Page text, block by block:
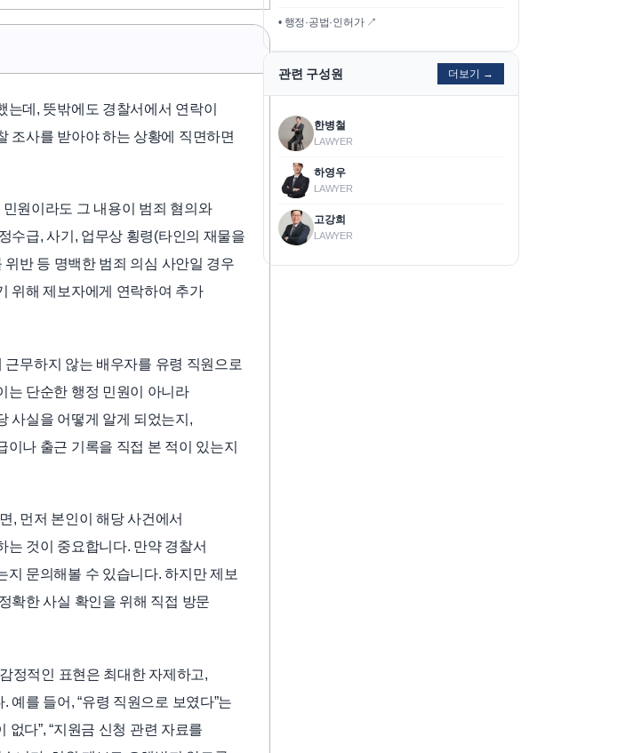
데, 뜻밖에도 경찰서에서 연락이
조사를 받아야 하는 상황에 직면하면
원이라도 그 내용이 범죄 혐의와
수급, 사기, 업무상 횡령(타인의 재물을
반 등 명백한 범죄 의심 사안일 경우
위해 제보자에게 연락하여 추가
무하지 않는 배우자를 유령 직원으로
는 단순한 행정 민원이 아니라
사실을 어떻게 알게 되었는지,
나 출근 기록을 직접 본 적이 있는지
, 먼저 본인이 해당 사건에서
는 것이 중요합니다. 만약 경찰서
문의해볼 수 있습니다. 하지만 제보
확한 사실 확인을 위해 직접 방문
정적인 표현은 최대한 자제하고,
를 들어, “유령 직원으로 보였다”는
없다”, “지원금 신청 관련 자료를
• 행정·공법·인허가 ↗
관련 구성원 더보기 →
한병철
LAWYER
하영우
LAWYER
고강희
LAWYER